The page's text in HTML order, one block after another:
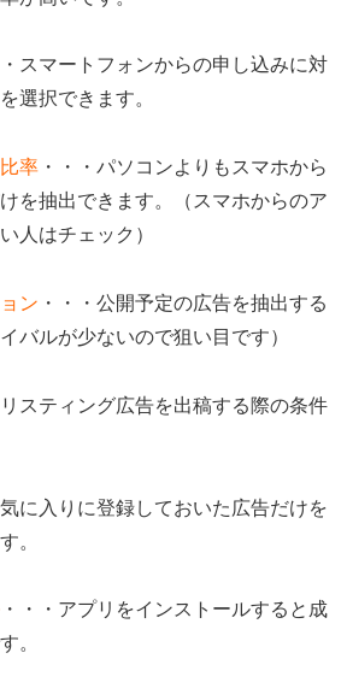
・スマートフォンからの申し込みに対
選択できます。
率 ・・・パソコンよりもスマホから
を抽出できます。（スマホからのア
人はチェック）
ン ・・・公開予定の広告を抽出する
バルが少ないので狙い目です）
リスティング広告を出稿する際の条件
気に入りに登録しておいた広告だけを
。
・・・アプリをインストールすると成
。